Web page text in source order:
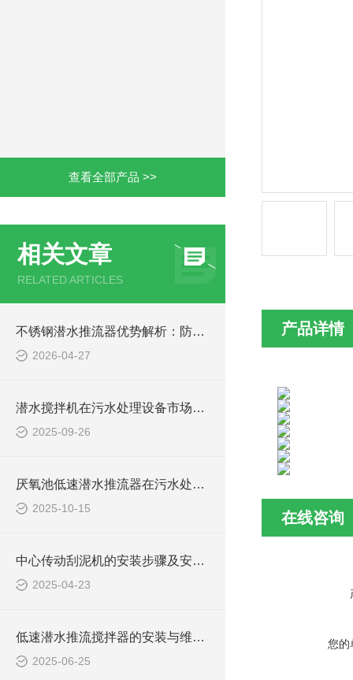
查看全部产品 >>
相关文章
RELATED ARTICLES
不锈钢潜水推流器优势解析：防腐耐用污水处理设备
2026-04-27
潜水搅拌机在污水处理设备市场的发展及产品优势
2025-09-26
厌氧池低速潜水推流器在污水处理中的作用
2025-10-15
中心传动刮泥机的安装步骤及安装注意事项
2025-04-23
低速潜水推流搅拌器的安装与维护技巧
2025-06-25
产品详情
在线咨询
您的